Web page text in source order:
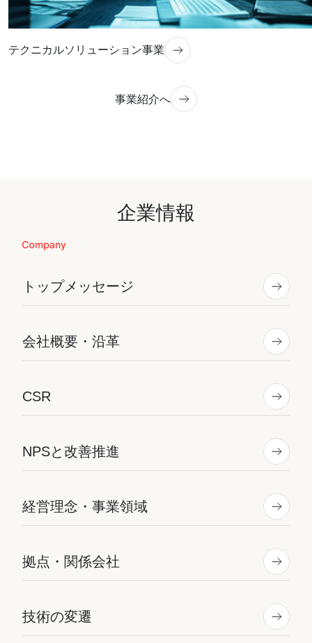
テクニカルソリューション事業
事業紹介へ
企業情報
トップメッセージ
会社概要・沿革
CSR
NPSと改善推進
経営理念・事業領域
拠点・関係会社
技術の変遷